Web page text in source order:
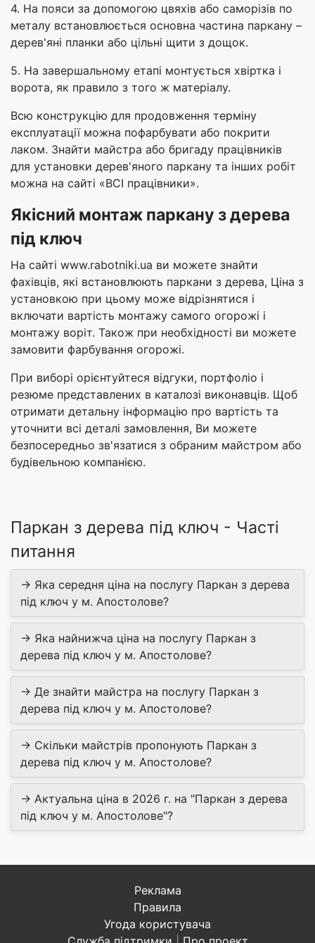
4. На пояси за допомогою цвяхів або саморізів по
металу встановлюється основна частина паркану –
дерев'яні планки або цільні щити з дощок.
5. На завершальному етапі монтується хвіртка і
ворота, як правило з того ж матеріалу.
Всю конструкцію для продовження терміну
експлуатації можна пофарбувати або покрити
лаком. Знайти майстра або бригаду працівників
для установки дерев'яного паркану та інших робіт
можна на сайті «ВСІ працівники».
Якісний монтаж паркану з дерева
під ключ
На сайті www.rabotniki.ua ви можете знайти
фахівців, які встановлюють паркани з дерева, Ціна з
установкою при цьому може відрізнятися і
включати вартість монтажу самого огорожі і
монтажу воріт. Також при необхідності ви можете
замовити фарбування огорожі.
При виборі орієнтуйтеся відгуки, портфоліо і
резюме представлених в каталозі виконавців. Щоб
отримати детальну інформацію про вартість та
уточнити всі деталі замовлення, Ви можете
безпосередньо зв'язатися з обраним майстром або
будівельною компанією.
Паркан з дерева під ключ - Часті
питання
→ Яка середня ціна на послугу Паркан з дерева
під ключ у м. Апостолове?
→ Яка найнижча ціна на послугу Паркан з
дерева під ключ у м. Апостолове?
→ Де знайти майстра на послугу Паркан з
дерева під ключ у м. Апостолове?
→ Скільки майстрів пропонують Паркан з
дерева під ключ у м. Апостолове?
→ Актуальна ціна в 2026 г. на "Паркан з дерева
під ключ у м. Апостолове"?
Реклама
Правила
Угода користувача